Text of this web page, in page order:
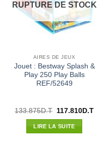
RUPTURE DE STOCK
AIRES DE JEUX
Jouet : Bestway Splash &
Play 250 Play Balls
REF/52649
133.875D.T
Le
initial
était :
117.810D.TLe
LIRE LA SUITE